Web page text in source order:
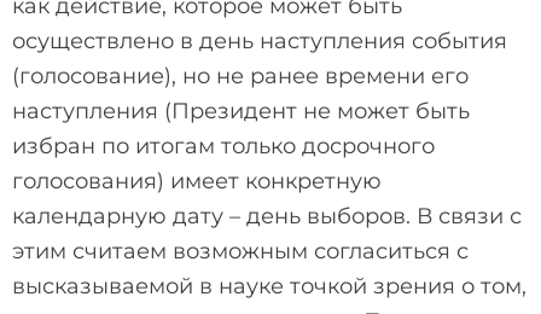
как действие, которое может быть
осуществлено в день наступления события
(голосование), но не ранее времени его
наступления (Президент не может быть
избран по итогам только досрочного
голосования) имеет конкретную
календарную дату – день выборов. В связи с
этим считаем возможным согласиться с
высказываемой в науке точкой зрения о том,